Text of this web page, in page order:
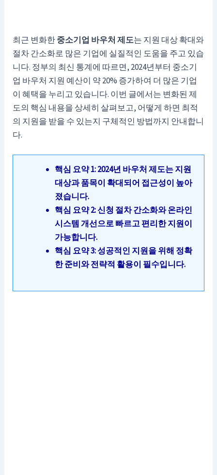
최근 변화한중소기업 바우처 제도는 지원 대상 확대와
절차 간소화로 많은 기업에 실질적인 도움을 주고 있습
니다. 정부의 최신 통계에 따르면, 2024년부터 중소기
업 바우처 지원 예산이 약 20% 증가하여 더 많은 기업
이 혜택을 누리고 있습니다. 이번 글에서는 변화된 제
도의 핵심 내용을 상세히 살펴보고, 어떻게 하면 최적
의 지원을 받을 수 있는지 구체적인 방법까지 안내합니
다.
핵심 요약 1: 2024년 바우처 제도는 지원
대상과 품목이 확대되어 접근성이 높아
졌습니다.
핵심 요약 2: 신청 절차 간소화와 온라인
시스템 개선으로 빠르고 편리한 지원이
가능합니다.
핵심 요약 3: 성공적인 지원을 위해 정확
한 준비와 전략적 활용이 필수입니다.